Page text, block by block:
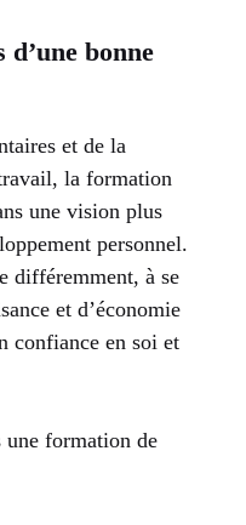
d’une bonne
et de la
la formation
une vision plus
personnel.
différemment, à se
et d’économie
confiance en soi et
une formation de